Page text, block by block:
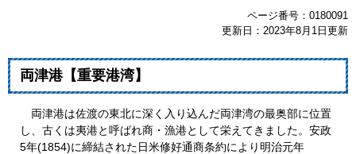
ページ番号：0180091
更新日：2023年8月1日更新
両津港【重要港湾】
両津港は佐渡の東北に深く入り込んだ両津湾の最奥部に位置
し、古くは夷港と呼ばれ商・漁港として栄えてきました。安政
5年(1854)に締結された日米修好通商条約により明治元年